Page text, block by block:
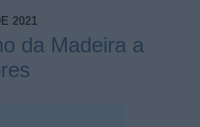
2021
da Madeira a